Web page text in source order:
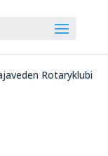
Rotaryklubi